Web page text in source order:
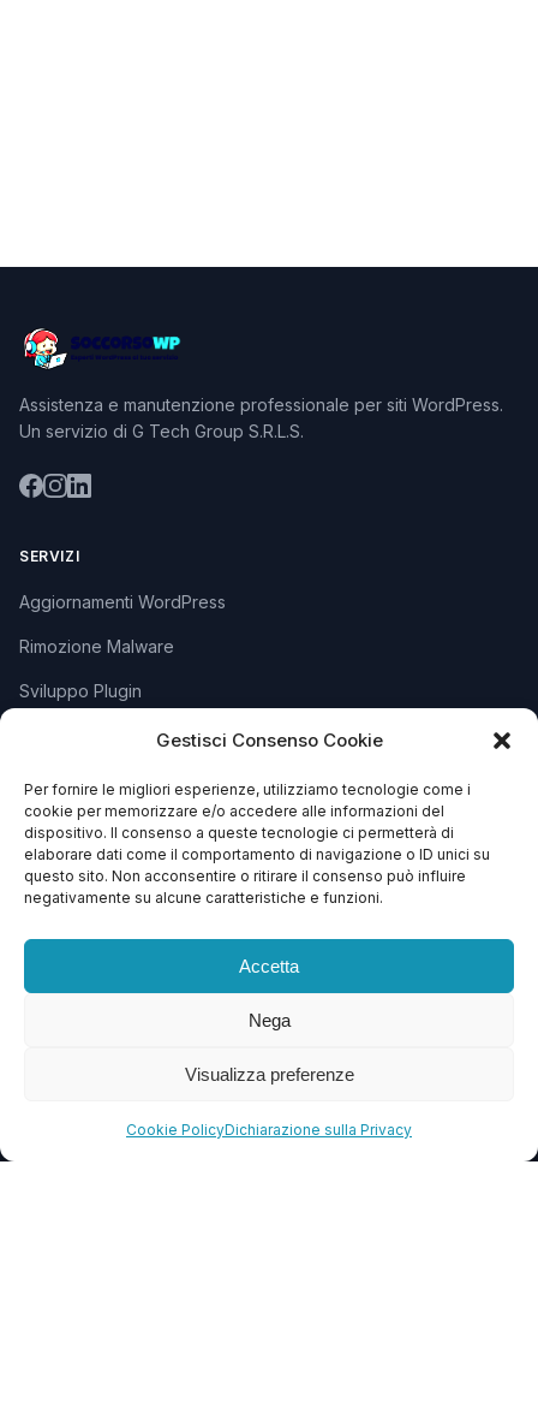
Gestisci Consenso Cookie
Per fornire le migliori esperienze, utilizziamo tecnologie come i
cookie per memorizzare e/o accedere alle informazioni del
dispositivo. Il consenso a queste tecnologie ci permetterà di
elaborare dati come il comportamento di navigazione o ID unici su
questo sito. Non acconsentire o ritirare il consenso può influire
negativamente su alcune caratteristiche e funzioni.
Accetta
Nega
Visualizza preferenze
Cookie PolicyDichiarazione sulla Privacy
Assistenza e manutenzione professionale per siti WordPress.
Un servizio di G Tech Group S.R.L.S.
SERVIZI
Aggiornamenti WordPress
Rimozione Malware
Sviluppo Plugin
SUPPORTO
Apri Ticket
Contattaci
Blog
FAQ